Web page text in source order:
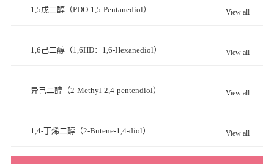
1,5戊二醇（PDO:1,5-Pentanediol） View all
1,6己二醇（1,6HD：1,6-Hexanediol） View all
异己二醇（2-Methyl-2,4-pentendiol） View all
1,4-丁烯二醇（2-Butene-1,4-diol） View all